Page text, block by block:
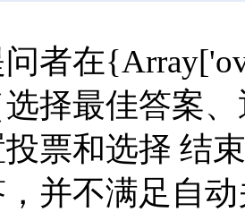
者在
择最佳答案
票和选择 结
，并不满足自